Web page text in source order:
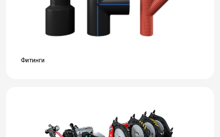
Фитинги